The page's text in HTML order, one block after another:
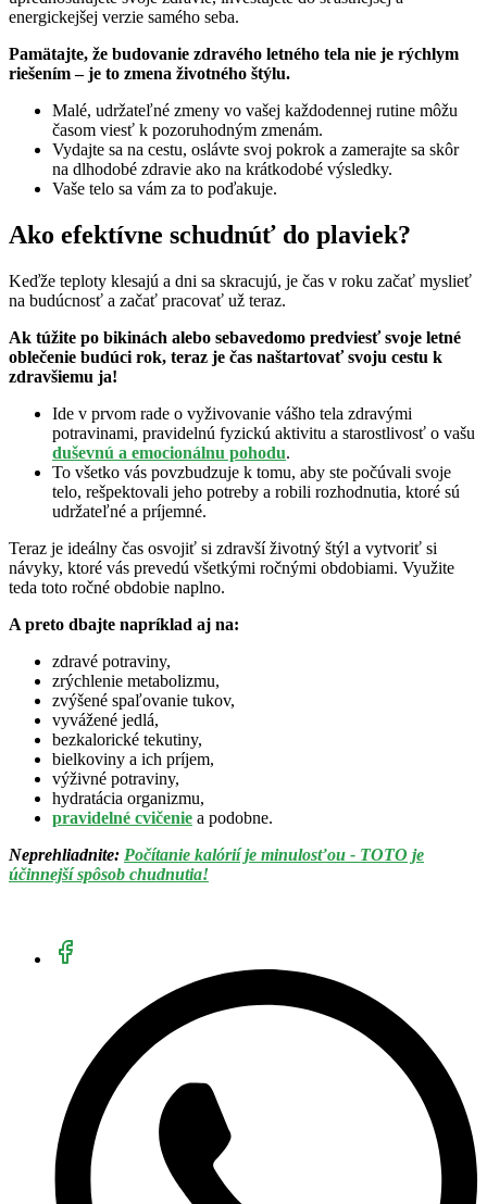
energickejšej verzie samého seba.
Pamätajte, že budovanie zdravého letného tela nie je rýchlym
riešením – je to zmena životného štýlu.
Malé, udržateľné zmeny vo vašej každodennej rutine môžu
časom viesť k pozoruhodným zmenám.
Vydajte sa na cestu, oslávte svoj pokrok a zamerajte sa skôr
na dlhodobé zdravie ako na krátkodobé výsledky.
Vaše telo sa vám za to poďakuje.
Ako efektívne schudnúť do plaviek?
Keďže teploty klesajú a dni sa skracujú, je čas v roku začať myslieť
na budúcnosť a začať pracovať už teraz.
Ak túžite po bikinách alebo sebavedomo predviesť svoje letné
oblečenie budúci rok, teraz je čas naštartovať svoju cestu k
zdravšiemu ja!
Ide v prvom rade o vyživovanie vášho tela zdravými
potravinami, pravidelnú fyzickú aktivitu a starostlivosť o vašu
duševnú a emocionálnu pohodu.
To všetko vás povzbudzuje k tomu, aby ste počúvali svoje
telo, rešpektovali jeho potreby a robili rozhodnutia, ktoré sú
udržateľné a príjemné.
Teraz je ideálny čas osvojiť si zdravší životný štýl a vytvoriť si
návyky, ktoré vás prevedú všetkými ročnými obdobiami. Využite
teda toto ročné obdobie naplno.
A preto dbajte napríklad aj na:
zdravé potraviny,
zrýchlenie metabolizmu,
zvýšené spaľovanie tukov,
vyvážené jedlá,
bezkalorické tekutiny,
bielkoviny a ich príjem,
výživné potraviny,
hydratácia organizmu,
pravidelné cvičenie a podobne.
Neprehliadnite: Počítanie kalórií je minulosťou - TOTO je
účinnejší spôsob chudnutia!